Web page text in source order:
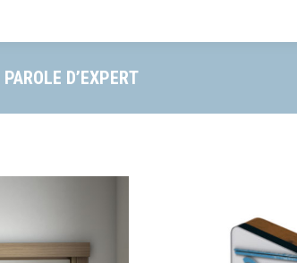
PAROLE D’EXPERT